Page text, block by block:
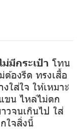
มีกระเป๋า โทน
องรีด ทรงเสื้อ
ใส่ใจ ให้เหมาะ
ขน ไหล่ไม่ตก
วจนเกินไป ใส่
ใจสิ่งนี้